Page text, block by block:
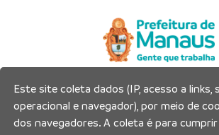
Prefeitura Municipal de
Município de Manaus
Este site coleta dados (IP, acesso a links,
operacional e navegador), por meio de
dos navegadores. A coleta é para cumprir